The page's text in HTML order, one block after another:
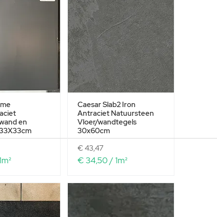
5
,
0
0
p
e
r
1
V
i
e
r
k
a
n
t
e
t
en
Caesar Slab2 Iron
Antraciet Natuursteen
Vloer/wandtegels
30x60cm
Prijs
€ 43,47
€ 34,50 / 1m²